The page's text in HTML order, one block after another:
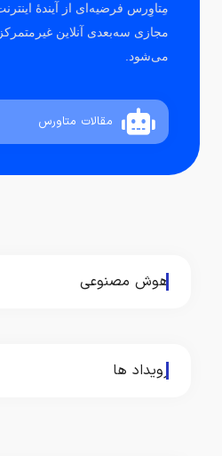
مِتاوِرس فرضیه‌ای از آیندهٔ
مجازی سه‌بعدی آنلاین غیرمتمرکز
می‌شود.
مقالات متاورس
هوش مصنوعی
رویداد ها